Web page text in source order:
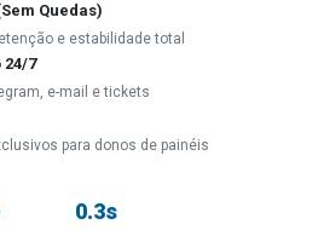
Quedas)
e estabilidade total
24/7
e-mail e tickets
para donos de painéis
0.3s